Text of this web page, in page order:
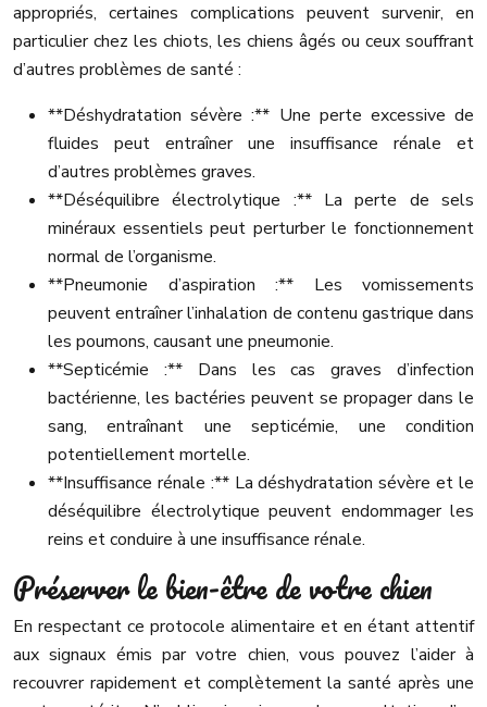
appropriés, certaines complications peuvent survenir, en
particulier chez les chiots, les chiens âgés ou ceux souffrant
d’autres problèmes de santé :
**Déshydratation sévère :** Une perte excessive de
fluides peut entraîner une insuffisance rénale et
d’autres problèmes graves.
**Déséquilibre électrolytique :** La perte de sels
minéraux essentiels peut perturber le fonctionnement
normal de l’organisme.
**Pneumonie d’aspiration :** Les vomissements
peuvent entraîner l’inhalation de contenu gastrique dans
les poumons, causant une pneumonie.
**Septicémie :** Dans les cas graves d’infection
bactérienne, les bactéries peuvent se propager dans le
sang, entraînant une septicémie, une condition
potentiellement mortelle.
**Insuffisance rénale :** La déshydratation sévère et le
déséquilibre électrolytique peuvent endommager les
reins et conduire à une insuffisance rénale.
Préserver le bien-être de votre chien
En respectant ce protocole alimentaire et en étant attentif
aux signaux émis par votre chien, vous pouvez l’aider à
recouvrer rapidement et complètement la santé après une